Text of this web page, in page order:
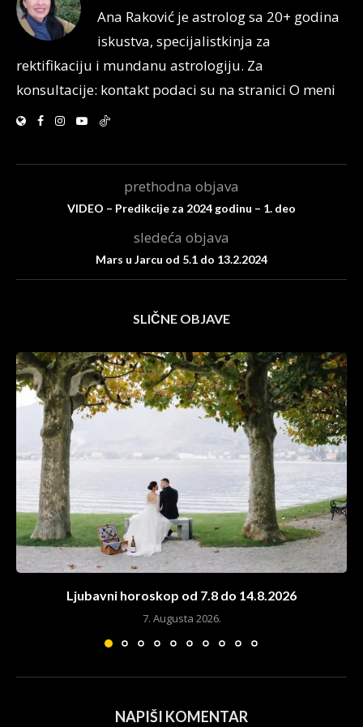
Ana Raković je astrolog sa 20+ godina
iskustva, specijalistkinja za
rektifikaciju i mundanu astrologiju. Za
konsultacije: kontakt podaci su na stranici O meni
prethodna objava
VIDEO – Predikcije za 2024 godinu – 1. deo
sledeća objava
Mars u Jarcu od 5.1 do 13.2.2024
SLIČNE OBJAVE
Ljubavni horoskop od 7.8 do 14.8.2026
7. Augusta 2026.
NAPIŠI KOMENTAR